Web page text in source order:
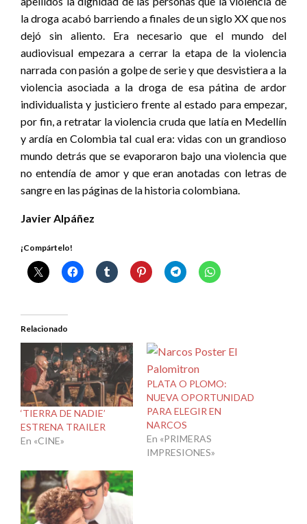
la droga acabó barriendo a finales de un siglo XX que nos
dejó sin aliento. Era necesario que el mundo del
audiovisual empezara a cerrar la etapa de la violencia
narrada con pasión a golpe de serie y que desvistiera a la
violencia asociada a la droga de esa pátina de ardor
individualista y justiciero frente al estado para empezar,
por fin, a retratar la violencia cruda que latía en Medellín
y ardía en Colombia tal cual era: vidas con un grandioso
mundo detrás que se evaporaron bajo una violencia que
no entendía de amor y que eran anotadas con letras de
sangre en las páginas de la historia colombiana.
Javier Alpáñez
¡Compártelo!
Relacionado
‘TIERRA DE NADIE’
ESTRENA TRAILER
En «CINE»
PLATA O PLOMO:
NUEVA OPORTUNIDAD
PARA ELEGIR EN
NARCOS
En «PRIMERAS
IMPRESIONES»